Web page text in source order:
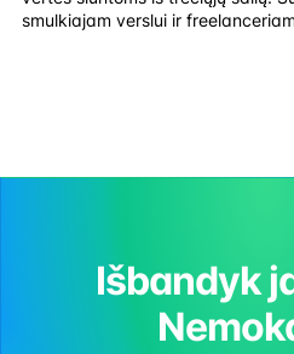
smulkiajam verslui ir
Išbandyk